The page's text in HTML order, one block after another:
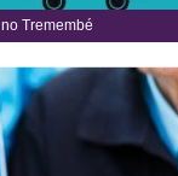
Tremembé